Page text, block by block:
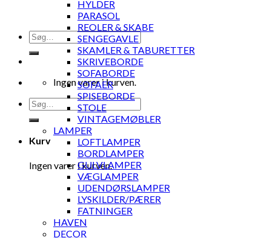
Søg
efter:
Ingen varer i kurven.
Søg
efter:
Kurv
Ingen varer i kurven.
HYLDER
PARASOL
REOLER & SKABE
SENGEGAVLE
SKAMLER & TABURETTER
SKRIVEBORDE
SOFABORDE
SOFAER
SPISEBORDE
STOLE
VINTAGEMØBLER
LAMPER
LOFTLAMPER
BORDLAMPER
GULVLAMPER
VÆGLAMPER
UDENDØRSLAMPER
LYSKILDER/PÆRER
FATNINGER
HAVEN
DECOR